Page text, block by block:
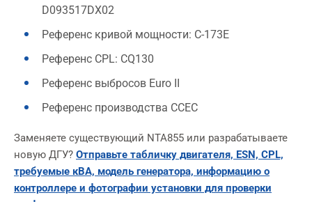
D093517DX02
Референс кривой мощности: C-173E
Референс CPL: CQ130
Референс выбросов Euro II
Референс производства CCEC
Заменяете существующий NTA855 или разрабатываете
новую ДГУ? Отправьте табличку двигателя, ESN, CPL,
требуемые кВА, модель генератора, информацию о
контроллере и фотографии установки для проверки